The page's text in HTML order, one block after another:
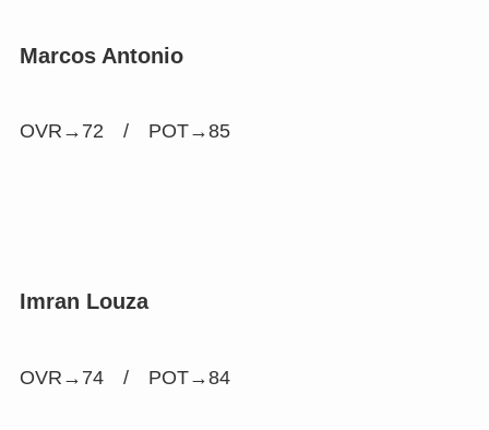
Marcos Antonio
OVR→72 / POT→85
Imran Louza
OVR→74 / POT→84